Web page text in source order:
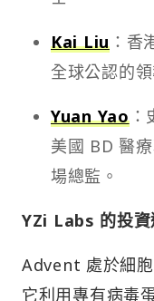
Kai Liu：香
全球公認的領
Yuan Yao：
美國 BD 醫
場總監。
YZi Labs 的投資
Advent 處於細胞
它利用專有病毒